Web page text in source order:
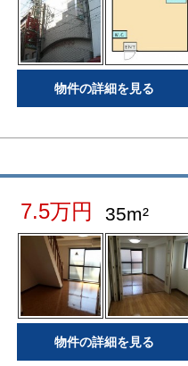
物件の詳細を見る
7.5万円 35m²
物件の詳細を見る